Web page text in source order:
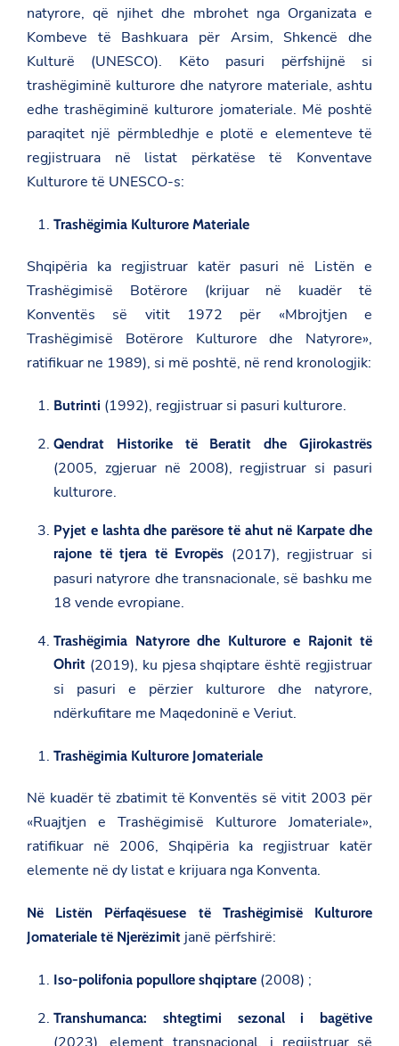
natyrore, që njihet dhe mbrohet nga Organizata e
Kombeve të Bashkuara për Arsim, Shkencë dhe
Kulturë (UNESCO). Këto pasuri përfshijnë si
trashëgiminë kulturore dhe natyrore materiale, ashtu
edhe trashëgiminë kulturore jomateriale. Më poshtë
paraqitet një përmbledhje e plotë e elementeve të
regjistruara në listat përkatëse të Konventave
Kulturore të UNESCO-s:
Trashëgimia Kulturore Materiale
Shqipëria ka regjistruar katër pasuri në Listën e
Trashëgimisë Botërore (krijuar në kuadër të
Konventës së vitit 1972 për «Mbrojtjen e
Trashëgimisë Botërore Kulturore dhe Natyrore»,
ratifikuar ne 1989), si më poshtë, në rend kronologjik:
Butrinti (1992), regjistruar si pasuri kulturore.
Qendrat Historike të Beratit dhe Gjirokastrës
(2005, zgjeruar në 2008), regjistruar si pasuri
kulturore.
Pyjet e lashta dhe parësore të ahut në Karpate dhe
rajone të tjera të Evropës (2017), regjistruar si
pasuri natyrore dhe transnacionale, së bashku me
18 vende evropiane.
Trashëgimia Natyrore dhe Kulturore e Rajonit të
Ohrit (2019), ku pjesa shqiptare është regjistruar
si pasuri e përzier kulturore dhe natyrore,
ndërkufitare me Maqedoninë e Veriut.
Trashëgimia Kulturore Jomateriale
Në kuadër të zbatimit të Konventës së vitit 2003 për
«Ruajtjen e Trashëgimisë Kulturore Jomateriale»,
ratifikuar në 2006, Shqipëria ka regjistruar katër
elemente në dy listat e krijuara nga Konventa.
Në Listën Përfaqësuese të Trashëgimisë Kulturore
Jomateriale të Njerëzimit janë përfshirë:
Iso-polifonia popullore shqiptare (2008) ;
Transhumanca: shtegtimi sezonal i bagëtive